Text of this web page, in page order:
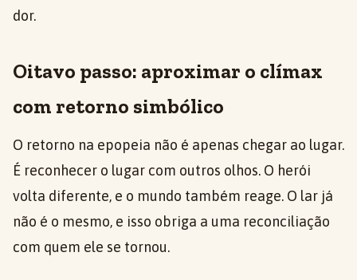
dor.
Oitavo passo: aproximar o clímax
com retorno simbólico
O retorno na epopeia não é apenas chegar ao lugar.
É reconhecer o lugar com outros olhos. O herói
volta diferente, e o mundo também reage. O lar já
não é o mesmo, e isso obriga a uma reconciliação
com quem ele se tornou.